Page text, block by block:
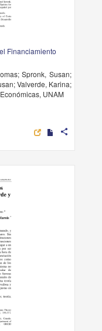
Financiamiento
Spronk, Susan;
Valverde, Karina;
UNAM
share